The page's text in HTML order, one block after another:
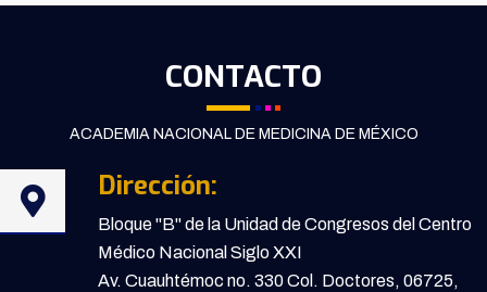
CONTACTO
ACADEMIA NACIONAL DE MEDICINA DE MÉXICO
Dirección:
Bloque "B" de la Unidad de Congresos del Centro
Médico Nacional Siglo XXI
Av. Cuauhtémoc no. 330 Col. Doctores, 06725,